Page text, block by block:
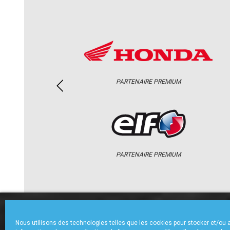
Nous utilisons des technologies telles que les cookies pour stocker et/ou
PARTENAIRE PREMIUM
PARTENAIRE PREMIUM
ACCUEIL CHAMPIONNAT